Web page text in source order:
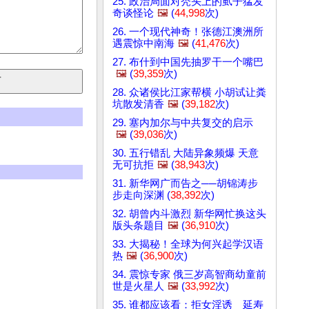
奇谈怪论 🖼️ (44,998次)
26. 一个现代神奇！张德江澳洲所
遇震惊中南海 🖼️ (41,476次)
27. 布什到中国先抽罗干一个嘴巴
🖼️ (39,359次)
28. 众诸侯比江家帮横 小胡试让粪
坑散发清香 🖼️ (39,182次)
29. 塞内加尔与中共复交的启示
🖼️ (39,036次)
30. 五行错乱 大陆异象频爆 天意
无可抗拒 🖼️ (38,943次)
31. 新华网广而告之──胡锦涛步
步走向深渊 (38,392次)
32. 胡曾内斗激烈 新华网忙换这头
版头条题目 🖼️ (36,910次)
33. 大揭秘！全球为何兴起学汉语
热 🖼️ (36,900次)
34. 震惊专家 俄三岁高智商幼童前
世是火星人 🖼️ (33,992次)
35. 谁都应该看：拒女淫诱 延寿